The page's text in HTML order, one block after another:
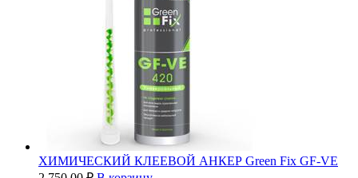
ХИМИЧЕСКИЙ КЛЕЕВОЙ АНКЕР Green Fix GF-VE